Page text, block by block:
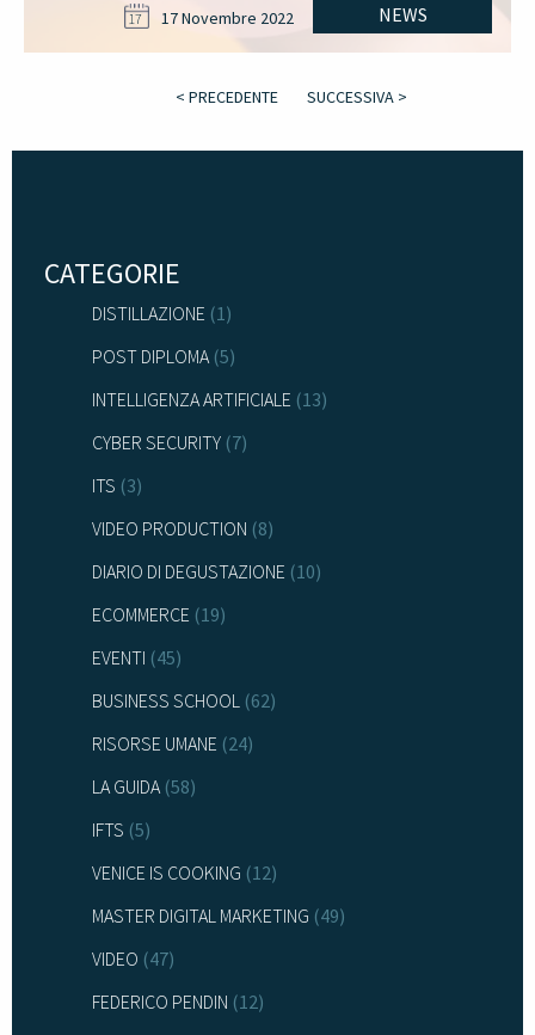
NEWS
17 17 Novembre 2022
< PRECEDENTE SUCCESSIVA >
CATEGORIE
DISTILLAZIONE (1)
POST DIPLOMA (5)
INTELLIGENZA ARTIFICIALE (13)
CYBER SECURITY (7)
ITS (3)
VIDEO PRODUCTION (8)
DIARIO DI DEGUSTAZIONE (10)
ECOMMERCE (19)
EVENTI (45)
BUSINESS SCHOOL (62)
RISORSE UMANE (24)
LA GUIDA (58)
IFTS (5)
VENICE IS COOKING (12)
MASTER DIGITAL MARKETING (49)
VIDEO (47)
FEDERICO PENDIN (12)